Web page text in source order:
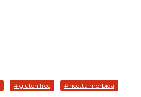
# gluten free # ricetta morbida